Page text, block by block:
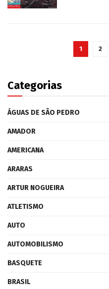
1 2
Categorias
ÁGUAS DE SÃO PEDRO
AMADOR
AMERICANA
ARARAS
ARTUR NOGUEIRA
ATLETISMO
AUTO
AUTOMOBILISMO
BASQUETE
BRASIL